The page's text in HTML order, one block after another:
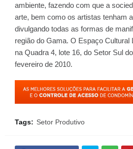
ambiente, fazendo com que a
arte, bem como os artistas tenham
divulgando todas as formas de
região do Gama. O Espaço Cultural
na Quadra 4, lote 16, do Setor Sul
fevereiro de 2010.
Tags: Setor Produtivo